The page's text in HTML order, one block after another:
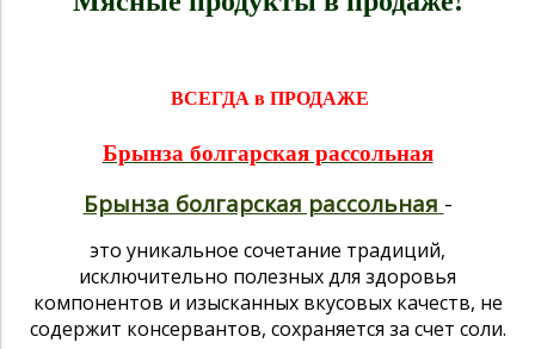
ВСЕГДА в ПРОДАЖЕ
Брынза болгарская рассольная
Брынза болгарская рассольная -
это уникальное сочетание традиций,
исключительно полезных для здоровья
компонентов и изысканных вкусовых качеств, не
содержит консервантов, сохраняется за счет соли.